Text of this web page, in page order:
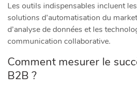
Les outils indispensables incluent
solutions d’automatisation du
d’analyse de données et les
communication collaborative.
Comment mesurer le
B2B ?